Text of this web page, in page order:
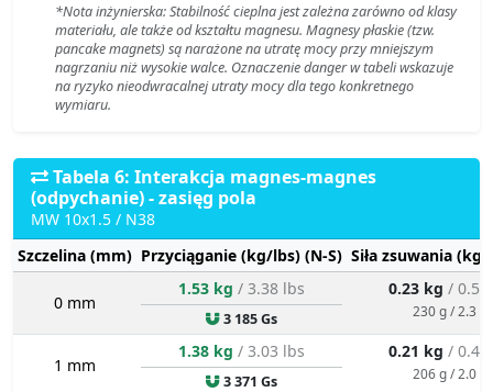
*Nota inżynierska: Stabilność cieplna jest zależna zarówno od klasy
materiału, ale także od kształtu magnesu. Magnesy płaskie (tzw.
pancake magnets) są narażone na utratę mocy przy mniejszym
nagrzaniu niż wysokie walce. Oznaczenie danger w tabeli wskazuje
na ryzyko nieodwracalnej utraty mocy dla tego konkretnego
wymiaru.
Tabela 6: Interakcja magnes-magnes
(odpychanie) - zasięg pola
MW 10x1.5 / N38
Szczelina (mm) Przyciąganie (kg/lbs) (N-S) Siła zsuwania
0 mm
1.53 kg / 3.38 lbs
3 185 Gs
0.23 kg / 0.51
230 g / 2.3 N
1 mm
1.38 kg / 3.03 lbs
3 371 Gs
0.21 kg / 0.45
206 g / 2.0 N